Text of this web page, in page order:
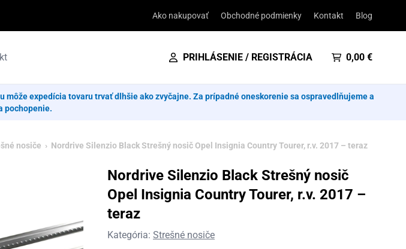
Ako nakupovať Obchodné podmienky Kontakt Blog
PRIHLÁSENIE / REGISTRÁCIA 0,00 €
expedícia tovaru trvať dlhšie ako zvyčajne. Za prípadné oneskorenie sa ospravedlňujeme a
pochopenie.
nosiče › Nordrive Silenzio Black Strešný nosič Opel Insignia Country Tourer, r.v. 2017 – teraz
Nordrive Silenzio Black Strešný nosič
Opel Insignia Country Tourer, r.v. 2017 –
teraz
Kategória: Strešné nosiče